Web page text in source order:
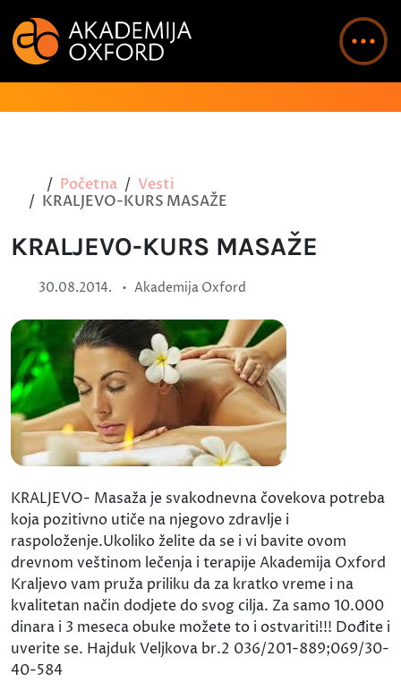
Početna
Vesti
KRALJEVO-KURS MASAŽE
KRALJEVO-KURS MASAŽE
30.08.2014. • Akademija Oxford
KRALJEVO- Masaža je svakodnevna čovekova potreba
koja pozitivno utiče na njegovo zdravlje i
raspoloženje.Ukoliko želite da se i vi bavite ovom
drevnom veštinom lečenja i terapije Akademija Oxford
Kraljevo vam pruža priliku da za kratko vreme i na
kvalitetan način dodjete do svog cilja. Za samo 10.000
dinara i 3 meseca obuke možete to i ostvariti!!! Dođite i
uverite se. Hajduk Veljkova br.2 036/201-889;069/30-
40-584